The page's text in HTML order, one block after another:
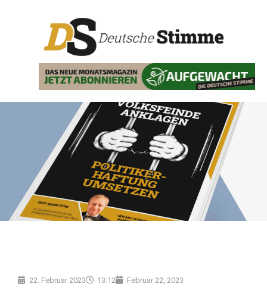
22. Februar 2023 13:12 Februar 22, 2023